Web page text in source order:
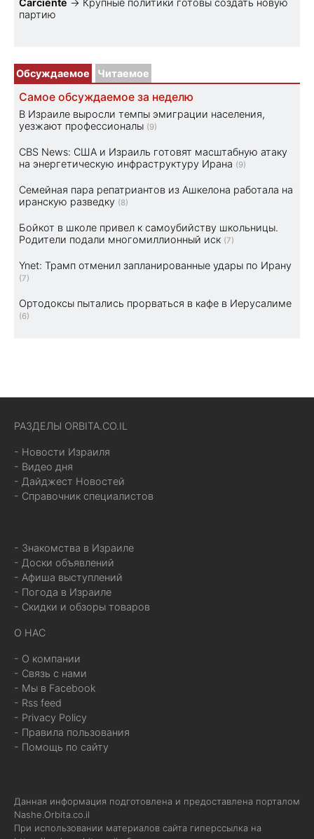
партию
Обсуждаемое Читаемое
Самое обсуждаемое за неделю
В Израиле выросли темпы эмиграции населения,
уезжают профессионалы (9)
CBS News: США и Израиль готовят масштабную атаку
на энергетическую инфраструктуру Ирана (9)
Семейная пара репатриантов из Ашкелона работала на
иранскую разведку (8)
Бойкот в школе привел к самоубийству школьницы.
Родители подали многомиллионный иск (7)
Ynet: Трамп отменил запланированные удары по Ирану
(7)
Ортодоксы пытались прорваться в кафе в Иерусалиме
(6)
РАЗДЕЛЫ ORBITA.CO.IL
- Новости Израиля
- Видео дня
- Дайджест Новостей
- Справочник специалистов
- Знакомства в Израиле
- Доски объявлений
- Афиша выступлений
- Погода в Израиле
- Скидки и обзоры товаров
О НАС
- О компании
- Связь с нами
- Мы в Facebook
- Rss feed
- Privacy Policy
- Правила пользования
- Помощь по сайту
Данная информация подготовлена и предоставлена порталом
Nashe.Orbita.co.il
При использовании материалов сайта гиперссылка на